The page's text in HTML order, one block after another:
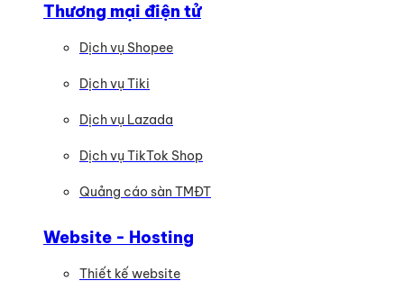
Thương mại điện tử
Dịch vụ Shopee
Dịch vụ Tiki
Dịch vụ Lazada
Dịch vụ TikTok Shop
Quảng cáo sàn TMĐT
Website - Hosting
Thiết kế website